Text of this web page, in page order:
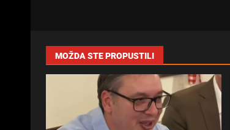
MOŽDA STE PROPUSTILI